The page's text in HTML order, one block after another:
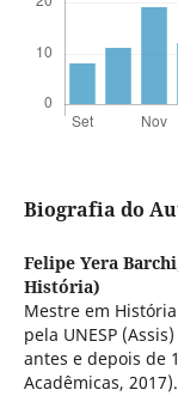
Biografia do
Felipe Yera
História)
Mestre em
pela UNESP
antes e depois de
Acadêmicas, 2017).